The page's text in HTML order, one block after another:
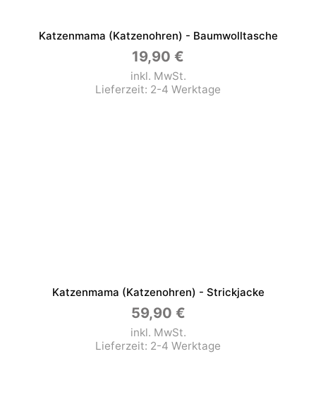
Katzenmama (Katzenohren) - Baumwolltasche
19,90 €
inkl. MwSt.
Lieferzeit: 2-4 Werktage
Katzenmama (Katzenohren) - Strickjacke
59,90 €
inkl. MwSt.
Lieferzeit: 2-4 Werktage